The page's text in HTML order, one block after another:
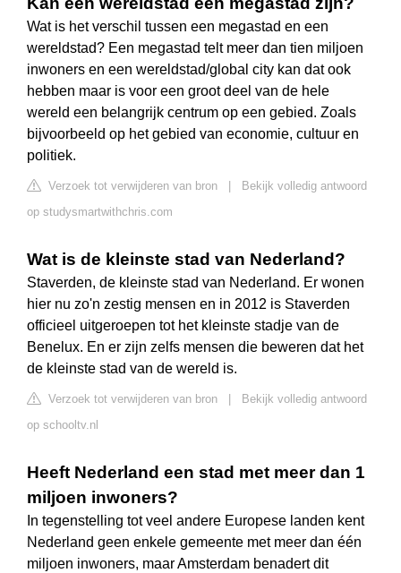
Wat is het verschil tussen een megastad en een
wereldstad? Een megastad telt meer dan tien miljoen
inwoners en een wereldstad/global city kan dat ook
hebben maar is voor een groot deel van de hele
wereld een belangrijk centrum op een gebied. Zoals
bijvoorbeeld op het gebied van economie, cultuur en
politiek.
Verzoek tot verwijderen van bron
Bekijk volledig antwoord
op studysmartwithchris.com
Wat is de kleinste stad van Nederland?
Staverden, de kleinste stad van Nederland. Er wonen
hier nu zo'n zestig mensen en in 2012 is Staverden
officieel uitgeroepen tot het kleinste stadje van de
Benelux. En er zijn zelfs mensen die beweren dat het
de kleinste stad van de wereld is.
Verzoek tot verwijderen van bron
Bekijk volledig antwoord
op schooltv.nl
Heeft Nederland een stad met meer dan 1
miljoen inwoners?
In tegenstelling tot veel andere Europese landen kent
Nederland geen enkele gemeente met meer dan één
miljoen inwoners, maar Amsterdam benadert dit